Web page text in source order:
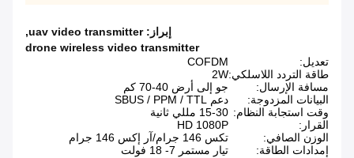
إبراز:uav video transmitter
,
drone wireless video transmitter
تعديل:
COFDM
طاقة التردد اللاسلكي:2W
مسافة الإرسال:
جو إلى أرض 40-70 كم
البيانات المزدوجة:
دعم SBUS / PPM / TTL
وقت استجابة النظام: 15-30 مللي ثانية
القرار:
HD 1080P
الوزن الصافي:
تكس 146 جرام/آر إكس 146 جرام
إمدادات الطاقة:
تيار مستمر 7- 18 فولت